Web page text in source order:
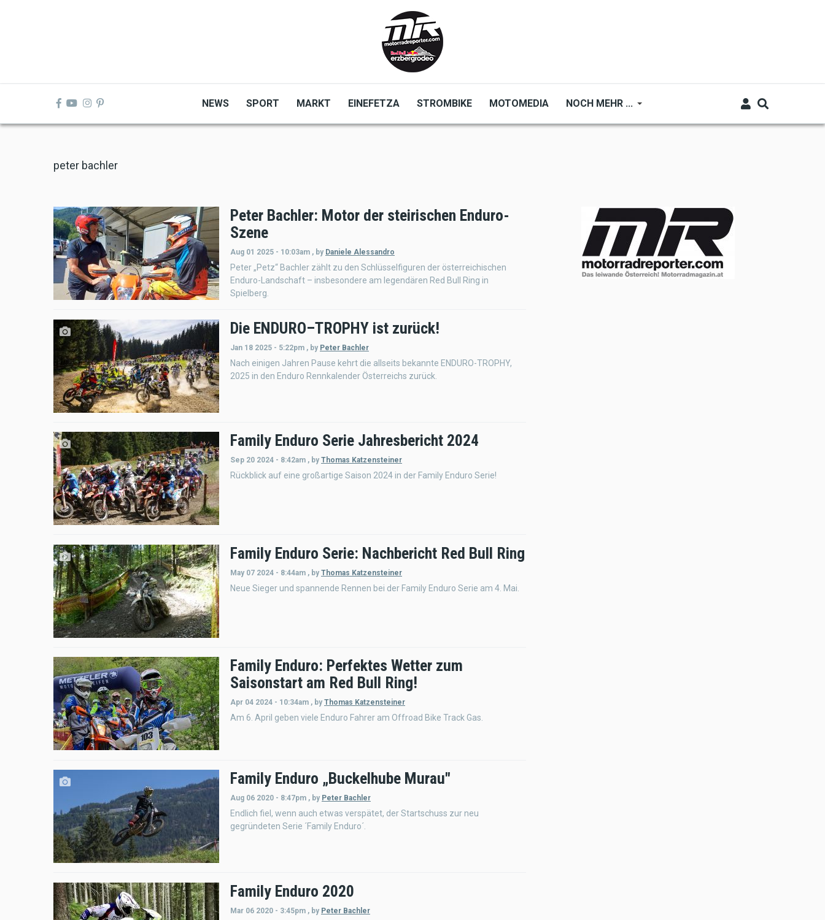
NEWS SPORT MARKT EINEFETZA STROMBIKE MOTOMEDIA NOCH MEHR ...
peter bachler
Peter Bachler: Motor der steirischen Enduro-
Szene
Aug 01 2025 - 10:03am , by Daniele Alessandro
Peter „Petz“ Bachler zählt zu den Schlüsselfiguren der österreichischen
Enduro-Landschaft – insbesondere am legendären Red Bull Ring in
Spielberg.
Die ENDURO–TROPHY ist zurück!
Jan 18 2025 - 5:22pm , by Peter Bachler
Nach einigen Jahren Pause kehrt die allseits bekannte ENDURO-TROPHY,
2025 in den Enduro Rennkalender Österreichs zurück.
Family Enduro Serie Jahresbericht 2024
Sep 20 2024 - 8:42am , by Thomas Katzensteiner
Rückblick auf eine großartige Saison 2024 in der Family Enduro Serie!
Family Enduro Serie: Nachbericht Red Bull Ring
May 07 2024 - 8:44am , by Thomas Katzensteiner
Neue Sieger und spannende Rennen bei der Family Enduro Serie am 4. Mai.
Family Enduro: Perfektes Wetter zum
Saisonstart am Red Bull Ring!
Apr 04 2024 - 10:34am , by Thomas Katzensteiner
Am 6. April geben viele Enduro Fahrer am Offroad Bike Track Gas.
Family Enduro „Buckelhube Murau"
Aug 06 2020 - 8:47pm , by Peter Bachler
Endlich fiel, wenn auch etwas verspätet, der Startschuss zur neu
gegründeten Serie ´Family Enduro´.
Family Enduro 2020
Mar 06 2020 - 3:45pm , by Peter Bachler